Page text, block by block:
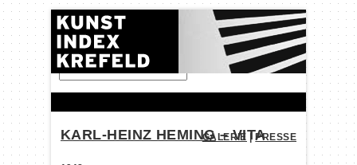
FINDEN:
KARL-HEINZ HEMING– VITA
GALERIE |PRESSE